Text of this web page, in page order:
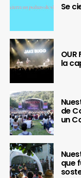
Se
la
de
un
que